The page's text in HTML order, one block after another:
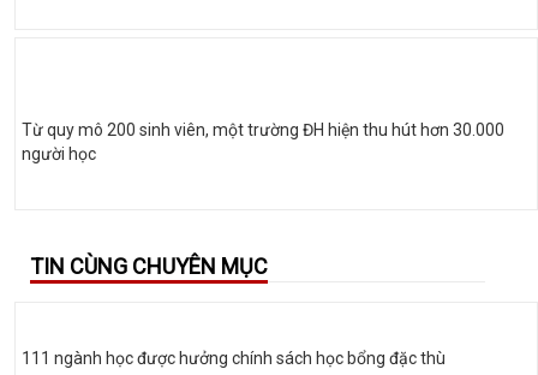
Từ quy mô 200 sinh viên, một trường ĐH hiện thu hút hơn 30.000
người học
TIN CÙNG CHUYÊN MỤC
111 ngành học được hưởng chính sách học bổng đặc thù